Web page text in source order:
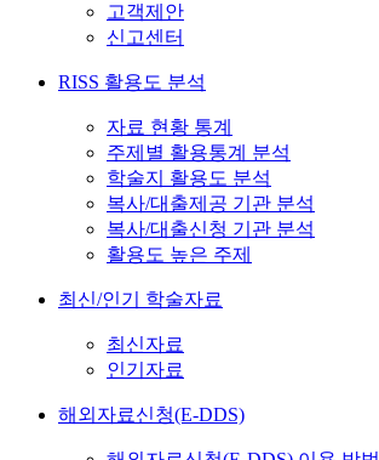
고객제안
신고센터
RISS 활용도 분석
자료 현황 통계
주제별 활용통계 분석
학술지 활용도 분석
복사/대출제공 기관 분석
복사/대출신청 기관 분석
활용도 높은 주제
최신/인기 학술자료
최신자료
인기자료
해외자료신청(E-DDS)